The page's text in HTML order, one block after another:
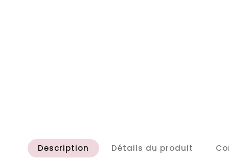
Description Détails du produit